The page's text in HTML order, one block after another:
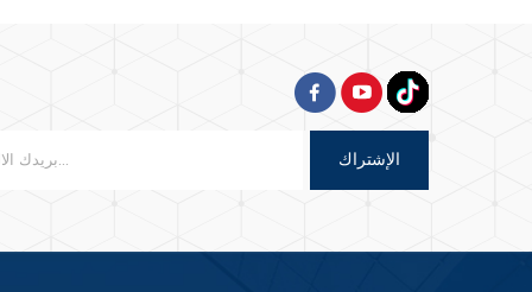
الإشتراك